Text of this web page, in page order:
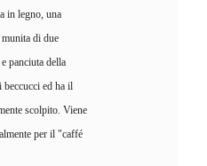
in legno, una
di due
panciuta della
beccucci ed ha il
scolpito. Viene
per il "caffé